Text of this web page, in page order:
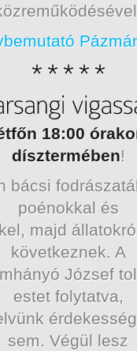
18:00
dísztermében!
bácsi
poénokkal és
majd
következnek. A
József
estet folytatva,
sem. Végül lesz